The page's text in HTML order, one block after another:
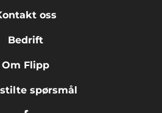
oss
Bedrift
Om Flipp
spørsmål